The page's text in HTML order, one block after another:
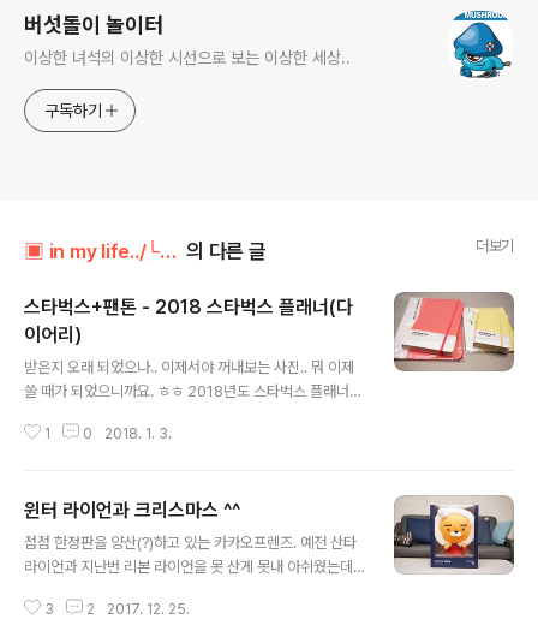
버섯돌이 놀이터
이상한 녀석의 이상한 시선으로 보는 이상한 세상..
구독하기
▣ in my life../└ 만물지름상 의 다른 글 더보기
스타벅스+팬톤 - 2018 스타벅스 플래너(다
이어리)
받은지 오래 되었으나.. 이제서야 꺼내보는 사진.. 뭐 이제
쓸 때가 되었으니까요. ㅎㅎ 2018년도 스타벅스 플래너는
니다. 컬러 전문 업체라고 하는 팬톤. 그래서인지 다양한 컬
는지 좀 커요. 표지도 내지도 모두 컬러를 참 잘 뽑는다는
생각이 들게 합니다. 옐로우는 데일리 구성입니다. 항상 작
은 사이즈는 데일리에요. 쿠폰 개수는 갈수록 줄어드네요.
는 스벅이지만, 점점 서비스가 떨어지는 느낌은 지울수가
1 0 2018. 1. 3.
윈터 라이언과 크리스마스 ^^
점점 한정판을 양산(?)하고 있는 카카오프렌즈. 예전 산타
라이언과 지난번 리본 라이언을 못 산게 못내 아쉬웠는데..
니다. 이름은 '윈터 라이언(Winter RYAN)'블루와 레드 컬
3 2 2017. 12. 25.